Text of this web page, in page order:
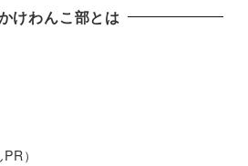
けわんこ部とは
）